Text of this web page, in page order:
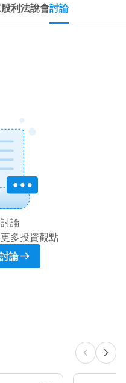
股利法說會討論
論
多投資觀點
論